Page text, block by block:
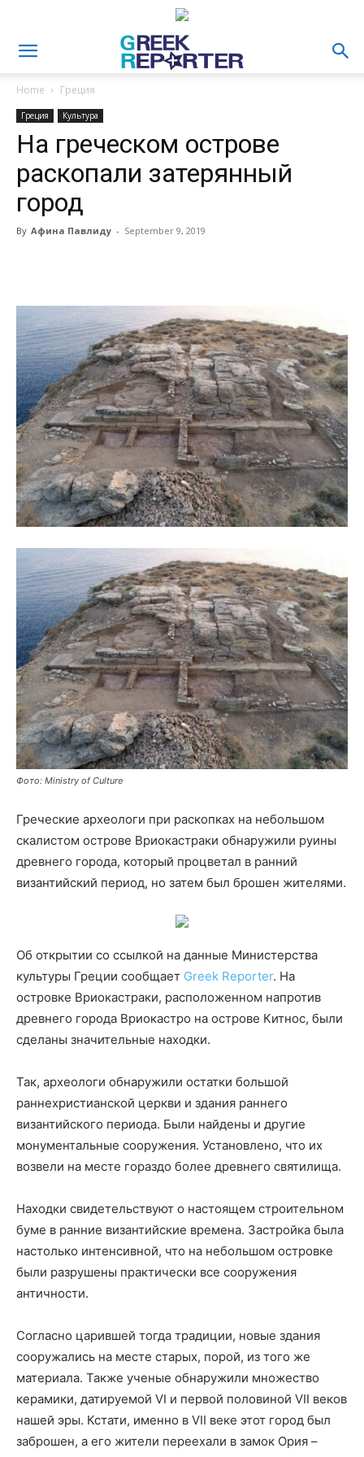
Home Греция
Греция Культура
На греческом острове
раскопали затерянный
город
By Афина Павлиду - September 9, 2019
Фото: Ministry of Culture
Греческие археологи при раскопках на небольшом
скалистом острове Вриокастраки обнаружили руины
древнего города, который процветал в ранний
византийский период, но затем был брошен жителями.
Об открытии со ссылкой на данные Министерства
культуры Греции сообщает Greek Reporter. На
островке Вриокастраки, расположенном напротив
древнего города Вриокастро на острове Китнос, были
сделаны значительные находки.
Так, археологи обнаружили остатки большой
раннехристианской церкви и здания раннего
византийского периода. Были найдены и другие
монументальные сооружения. Установлено, что их
возвели на месте гораздо более древнего святилища.
Находки свидетельствуют о настоящем строительном
буме в ранние византийские времена. Застройка была
настолько интенсивной, что на небольшом островке
были разрушены практически все сооружения
античности.
Согласно царившей тогда традиции, новые здания
сооружались на месте старых, порой, из того же
материала. Также ученые обнаружили множество
керамики, датируемой VI и первой половиной VII веков
нашей эры. Кстати, именно в VII веке этот город был
заброшен, а его жители переехали в замок Ория –